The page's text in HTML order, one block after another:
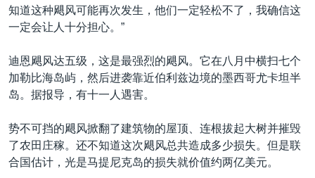
全球议题
环境
美国建国250周年
埃博拉疫情
美国之音专访
重要讲话与声明
南中国海争端
关注西藏
关注我们
知道这种飓风可能再次发生，他们一定轻松不了，我确信这
一定会让人十分担心。”
迪恩飓风达五级，这是最强烈的飓风。它在八月中横扫七个
加勒比海岛屿，然后进袭靠近伯利兹边境的墨西哥尤卡坦半
岛。据报导，有十一人遇害。
势不可挡的飓风掀翻了建筑物的屋顶、连根拔起大树并摧毁
了农田庄稼。还不知道这次飓风总共造成多少损失。但是联
合国估计，光是马提尼克岛的损失就价值约两亿美元。